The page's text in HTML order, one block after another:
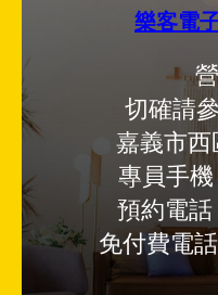
樂客電
切確請
嘉義市西
專員手
預約電話
免付費電